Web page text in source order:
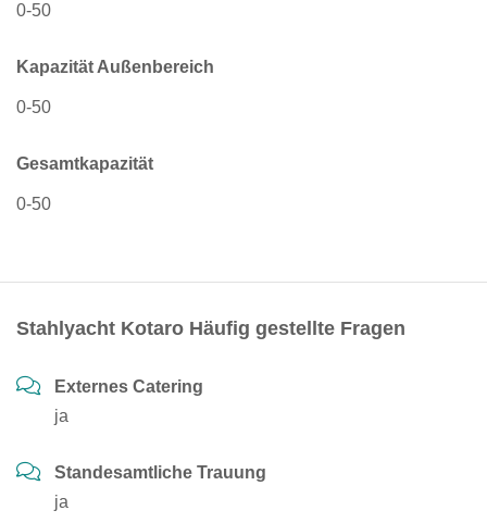
0-50
Kapazität Außenbereich
0-50
Gesamtkapazität
0-50
Stahlyacht Kotaro Häufig gestellte Fragen
Externes Catering
ja
Standesamtliche Trauung
ja